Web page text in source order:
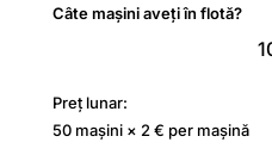
Câte mașini aveți în flotă?
Preț lunar:
50 mașini × 2 € per mașină